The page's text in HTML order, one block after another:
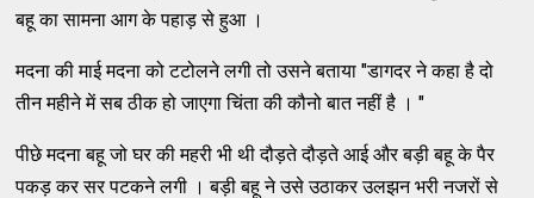
बहू का सामना आग के पहाड़ से हुआ ।
मदना की माई मदना को टटोलने लगी तो उसने बताया "डागदर ने कहा है दो
तीन महीने में सब ठीक हो जाएगा चिंता की कौनो बात नहीं है । "
पीछे मदना बहू जो घर की महरी भी थी दौड़ते दौड़ते आई और बड़ी बहू के पैर
पकड़ कर सर पटकने लगी । बड़ी बहू ने उसे उठाकर उलझन भरी नजरों से